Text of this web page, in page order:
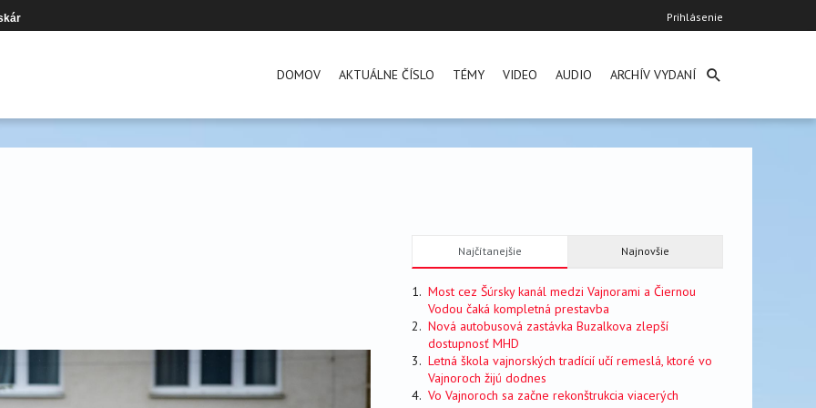
User
account
Prihlásenie
DOMOV AKTUÁLNE ČÍSLO TÉMY VIDEO AUDIO ARCHÍV VYDANÍ
Najčítanejšie Najnovšie
Most cez Šúrsky kanál medzi Vajnorami a Čiernou
Vodou čaká kompletná prestavba
Nová autobusová zastávka Buzalkova zlepší
dostupnosť MHD
Letná škola vajnorských tradícií učí remeslá, ktoré vo
Vajnoroch žijú dodnes
Vo Vajnoroch sa začne rekonštrukcia viacerých